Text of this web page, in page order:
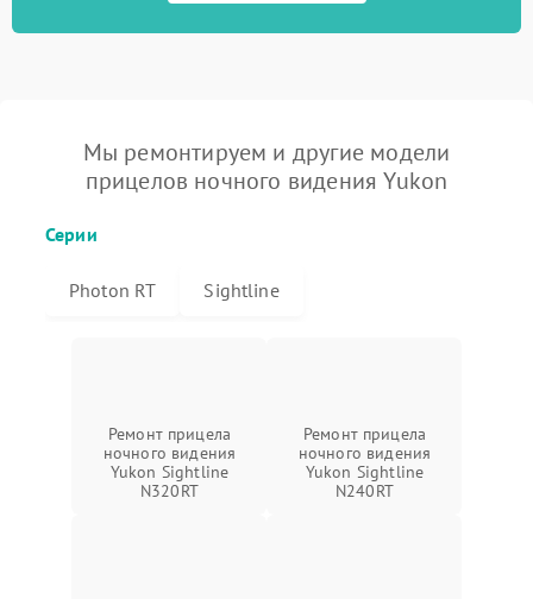
Мы ремонтируем и другие модели
прицелов ночного видения Yukon
Серии
Photon RT Sightline
Ремонт прицела
ночного видения
Yukon Sightline
N320RT
Ремонт прицела
ночного видения
Yukon Sightline
N240RT